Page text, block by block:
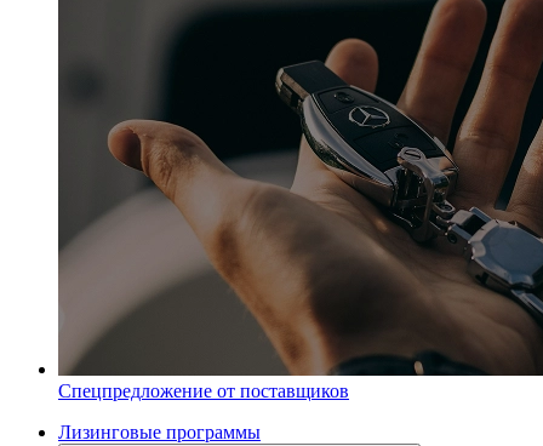
Спецпредложение от поставщиков
Лизинговые программы